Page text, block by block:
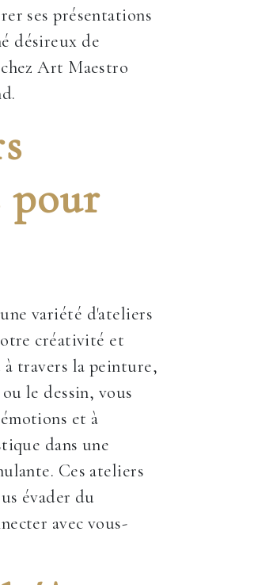
ses présentations
désireux de
Art Maestro
pour
variété d'ateliers
créativité et
travers la peinture,
le dessin, vous
et à
dans une
Ces ateliers
évader du
avec vous-